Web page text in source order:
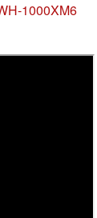
1000XM6